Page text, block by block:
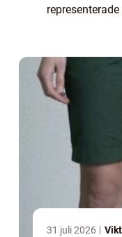
31 juli 2026